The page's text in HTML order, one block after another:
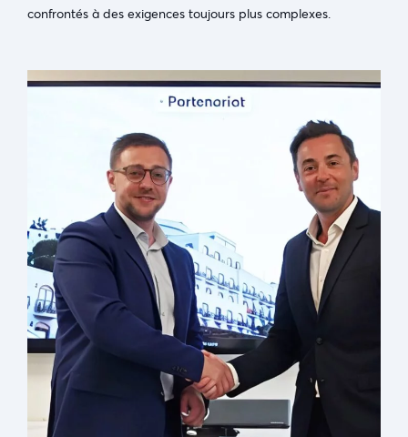
confrontés à des exigences toujours plus complexes.